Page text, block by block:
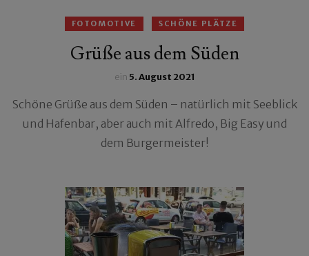
FOTOMOTIVE SCHÖNE PLÄTZE
Grüße aus dem Süden
ein 5. August 2021
Schöne Grüße aus dem Süden – natürlich mit Seeblick
und Hafenbar, aber auch mit Alfredo, Big Easy und
dem Burgermeister!